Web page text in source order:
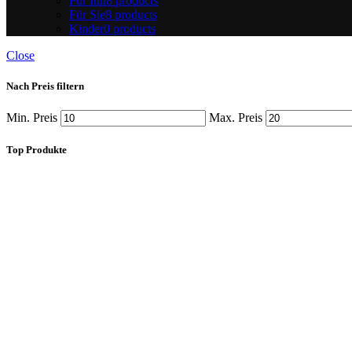
Für Sie8 products
Kinder0 products
Close
Nach Preis filtern
Min. Preis Max. Preis
Top Produkte